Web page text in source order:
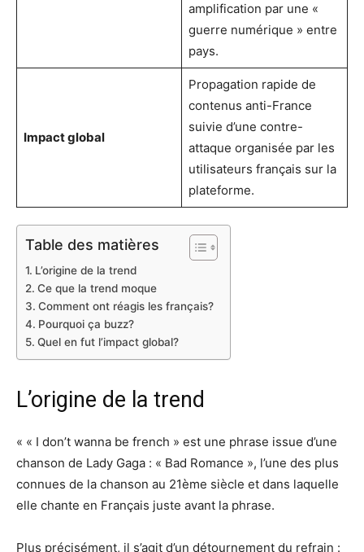
amplification par une «
guerre numérique » entre
pays.
Impact global
Propagation rapide de
contenus anti-France
suivie d’une contre-
attaque organisée par les
utilisateurs français sur la
plateforme.
Table des matières
L’origine de la trend
Ce que la trend moque
Comment ont réagis les français?
Pourquoi ça buzz?
Quel en fut l’impact global?
L’origine de la trend
« « I don’t wanna be french » est une phrase issue d’une
chanson de Lady Gaga : « Bad Romance », l’une des plus
connues de la chanson au 21ème siècle et dans laquelle
elle chante en Français juste avant la phrase.
Plus précisément, il s’agit d’un détournement du refrain :